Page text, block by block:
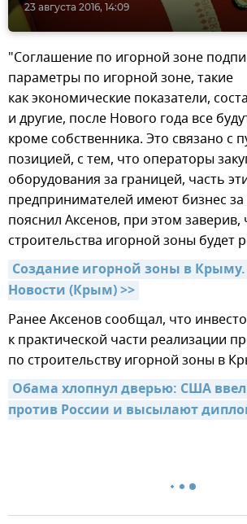
23 августа 2016, 14:09
"Соглашение по игорной зоне
параметры по игорной зоне, такие
как экономические показатели,
и другие, после Нового года все
кроме собственника. Это связано с
позицией, с тем, что операторы
оборудования за границей, часть
предпринимателей имеют бизнес за
пояснил Аксенов, при этом заверив,
строительства игорной зоны будет
Создание игорной зоны в
Новости (Крым) >>
Ранее Аксенов сообщал, что
к практической части реализации
по строительству игорной зоны в
Обама хлопнул дверью: США
против России и высылают